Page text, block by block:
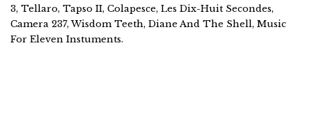
3, Tellaro, Tapso II, Colapesce, Les Dix-Huit Secondes,
Camera 237, Wisdom Teeth, Diane And The Shell, Music
For Eleven Instuments.